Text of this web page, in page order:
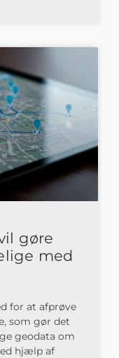
gøre
med
for at afprøve
som gør det
geodata om
hjælp af